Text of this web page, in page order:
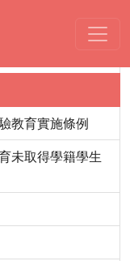
教育實施條例
未取得學籍學生